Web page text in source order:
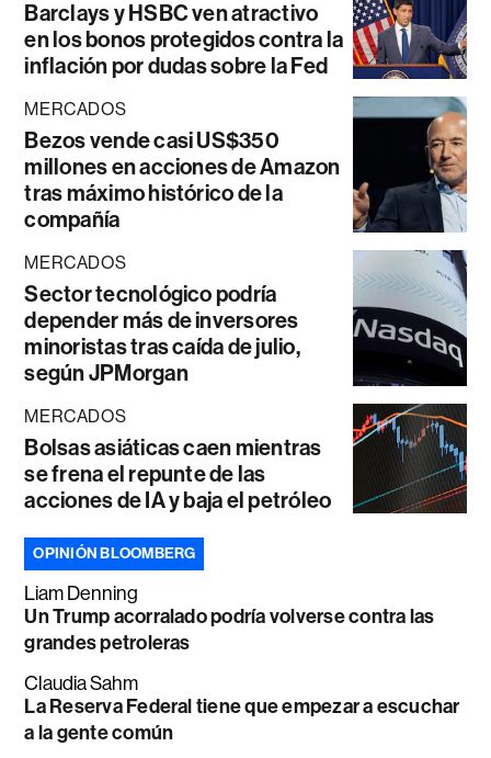
Barclays y HSBC ven atractivo
en los bonos protegidos contra la
inflación por dudas sobre la Fed
MERCADOS
Bezos vende casi US$350
millones en acciones de Amazon
tras máximo histórico de la
compañía
MERCADOS
Sector tecnológico podría
depender más de inversores
minoristas tras caída de julio,
según JPMorgan
MERCADOS
Bolsas asiáticas caen mientras
se frena el repunte de las
acciones de IA y baja el petróleo
OPINIÓN BLOOMBERG
Liam Denning
Un Trump acorralado podría volverse contra las
grandes petroleras
Claudia Sahm
La Reserva Federal tiene que empezar a escuchar
a la gente común